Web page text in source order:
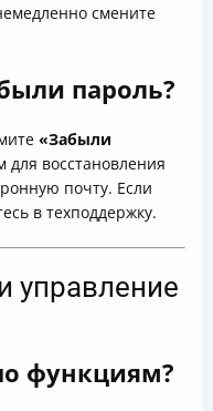
смените
пароль?
«Забыли
для восстановления
почту. Если
в техподдержку.
управление
функциям?